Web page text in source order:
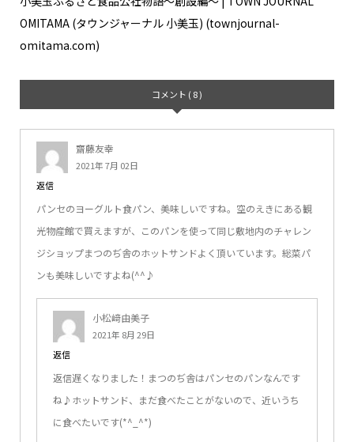
OMITAMA (タウンジャーナル 小美玉) (townjournal-
omitama.com)
コメント ( 8 )
齋藤友幸
2021年 7月 02日
返信
パンセのヨーグルト食パン、美味しいですね。空のえきにある観
光物産館で買えますが、このパンを使って同じ敷地内のチャレン
ジショップまつのぢ舎のホットサンドよく頂いています。総菜パ
ンも美味しいですよね(^^♪
小松﨑由美子
2021年 8月 29日
返信
返信遅くなりました！まつのぢ舎はパンセのパンなんです
ね♪ホットサンド、まだ食べたことがないので、近いうち
に食べたいです(*^_^*)